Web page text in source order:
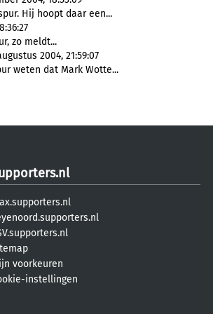
Hij hoopt daar een...
zo meldt...
2004, 21:59:07
weten dat Mark Wotte...
voorkeuren
instellingen